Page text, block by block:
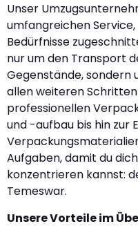
Unser
umfangreichen
Bedürfnisse
nur um den Transport
Gegenstände, sondern
allen weiteren
professionellen
und -aufbau bis hin zur
Aufgaben, damit du
konzentrieren kannst:
Temeswar.
Unsere Vorteile im